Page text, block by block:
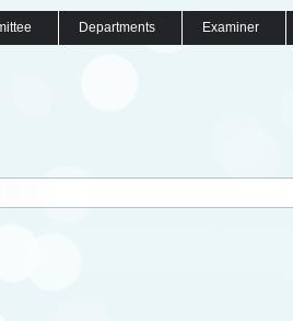
Departments Examiner